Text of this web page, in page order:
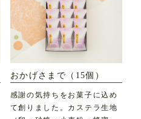
おかげさまで（15個）
感謝の気持ちをお菓子に込め
て創りました。カステラ生地